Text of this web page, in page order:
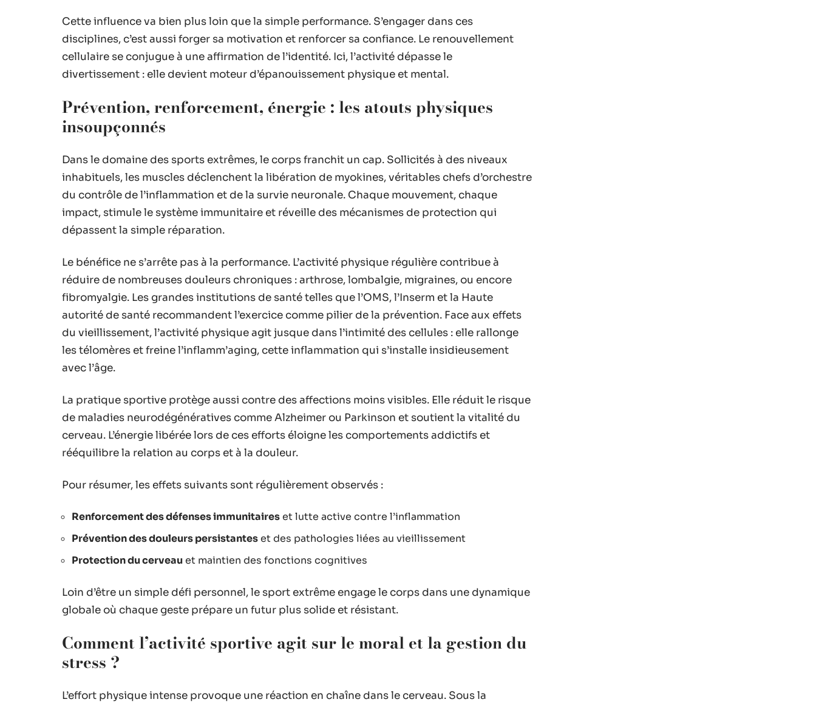
Cette influence va bien plus loin que la simple performance. S’engager dans ces
disciplines, c’est aussi forger sa motivation et renforcer sa confiance. Le renouvellement
cellulaire se conjugue à une affirmation de l’identité. Ici, l’activité dépasse le
divertissement : elle devient moteur d’épanouissement physique et mental.
Prévention, renforcement, énergie : les atouts physiques
insoupçonnés
Dans le domaine des sports extrêmes, le corps franchit un cap. Sollicités à des niveaux
inhabituels, les muscles déclenchent la libération de myokines, véritables chefs d’orchestre
du contrôle de l’inflammation et de la survie neuronale. Chaque mouvement, chaque
impact, stimule le système immunitaire et réveille des mécanismes de protection qui
dépassent la simple réparation.
Le bénéfice ne s’arrête pas à la performance. L’activité physique régulière contribue à
réduire de nombreuses douleurs chroniques : arthrose, lombalgie, migraines, ou encore
fibromyalgie. Les grandes institutions de santé telles que l’OMS, l’Inserm et la Haute
autorité de santé recommandent l’exercice comme pilier de la prévention. Face aux effets
du vieillissement, l’activité physique agit jusque dans l’intimité des cellules : elle rallonge
les télomères et freine l’inflamm’aging, cette inflammation qui s’installe insidieusement
avec l’âge.
La pratique sportive protège aussi contre des affections moins visibles. Elle réduit le risque
de maladies neurodégénératives comme Alzheimer ou Parkinson et soutient la vitalité du
cerveau. L’énergie libérée lors de ces efforts éloigne les comportements addictifs et
rééquilibre la relation au corps et à la douleur.
Pour résumer, les effets suivants sont régulièrement observés :
Renforcement des défenses immunitaireset lutte active contre l’inflammation
Prévention des douleurs persistanteset des pathologies liées au vieillissement
Protection du cerveauet maintien des fonctions cognitives
Loin d’être un simple défi personnel, le sport extrême engage le corps dans une dynamique
globale où chaque geste prépare un futur plus solide et résistant.
Comment l’activité sportive agit sur le moral et la gestion du
stress ?
L’effort physique intense provoque une réaction en chaîne dans le cerveau. Sous la